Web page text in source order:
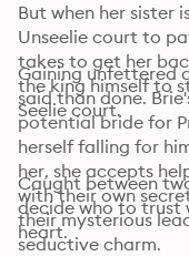
But when her sister
Unseelie court to
takes to get her
the king himself to
Seelie court.
Gaining unfettered
said than done.
potential bride for
herself falling for
her, she accepts
with their own
their mysterious
seductive charm.
Caught between
decide who to trust
heart.